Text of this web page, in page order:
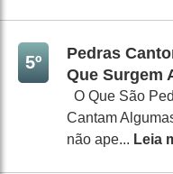
5º
Pedras
Que Surgem
O Que São
Cantam
não ape... Leia